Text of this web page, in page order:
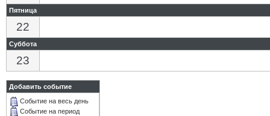
Пятница
22
Суббота
23
Добавить событие
Событие на весь день
Событие на период